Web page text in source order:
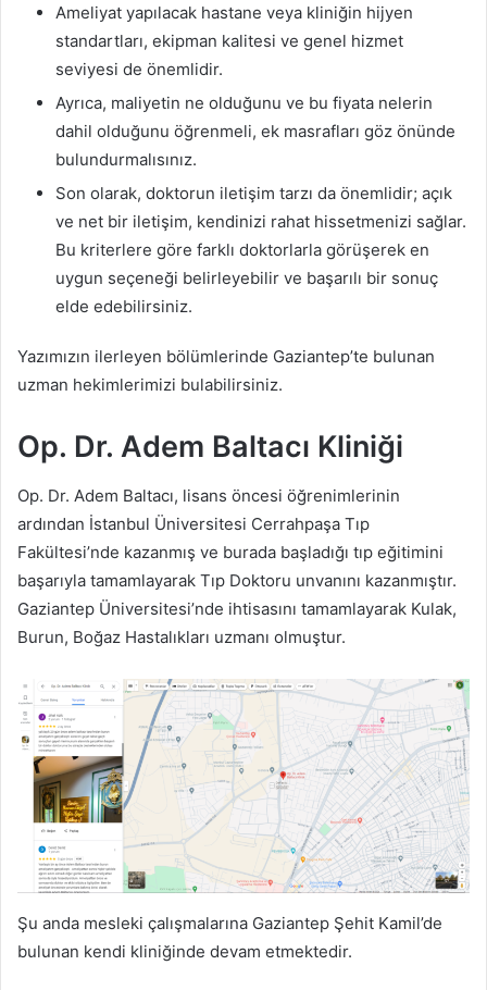
Ameliyat yapılacak hastane veya kliniğin hijyen
standartları, ekipman kalitesi ve genel hizmet
seviyesi de önemlidir.
Ayrıca, maliyetin ne olduğunu ve bu fiyata nelerin
dahil olduğunu öğrenmeli, ek masrafları göz önünde
bulundurmalısınız.
Son olarak, doktorun iletişim tarzı da önemlidir; açık
ve net bir iletişim, kendinizi rahat hissetmenizi sağlar.
Bu kriterlere göre farklı doktorlarla görüşerek en
uygun seçeneği belirleyebilir ve başarılı bir sonuç
elde edebilirsiniz.
Yazımızın ilerleyen bölümlerinde Gaziantep’te bulunan
uzman hekimlerimizi bulabilirsiniz.
Op. Dr. Adem Baltacı Kliniği
Op. Dr. Adem Baltacı, lisans öncesi öğrenimlerinin
ardından İstanbul Üniversitesi Cerrahpaşa Tıp
Fakültesi’nde kazanmış ve burada başladığı tıp eğitimini
başarıyla tamamlayarak Tıp Doktoru unvanını kazanmıştır.
Gaziantep Üniversitesi’nde ihtisasını tamamlayarak Kulak,
Burun, Boğaz Hastalıkları uzmanı olmuştur.
Şu anda mesleki çalışmalarına Gaziantep Şehit Kamil’de
bulunan kendi kliniğinde devam etmektedir.